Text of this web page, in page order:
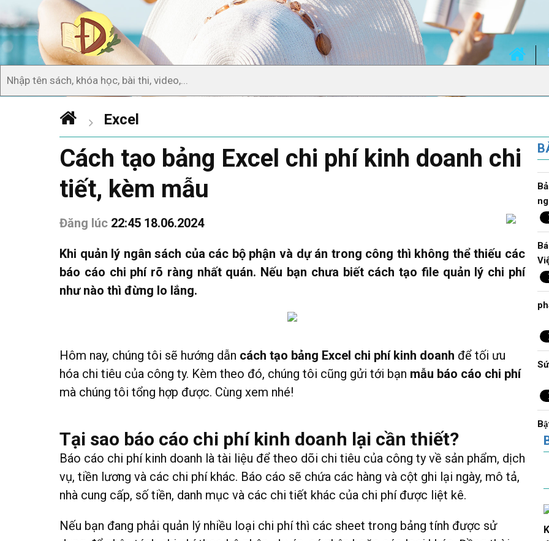
Excel
Cách tạo bảng Excel chi phí kinh doanh chi
tiết, kèm mẫu
Đăng lúc 22:45 18.06.2024
Khi quản lý ngân sách của các bộ phận và dự án trong công thì không thể thiếu các
báo cáo chi phí rõ ràng nhất quán. Nếu bạn chưa biết cách tạo file quản lý chi phí
như nào thì đừng lo lắng.
Hôm nay, chúng tôi sẽ hướng dẫn cách tạo bảng Excel chi phí kinh doanh để tối ưu
hóa chi tiêu của công ty. Kèm theo đó, chúng tôi cũng gửi tới bạn mẫu báo cáo chi phí
mà chúng tôi tổng hợp được. Cùng xem nhé!
Tại sao báo cáo chi phí kinh doanh lại cần thiết?
Báo cáo chi phí kinh doanh là tài liệu để theo dõi chi tiêu của công ty về sản phẩm, dịch
vụ, tiền lương và các chi phí khác. Báo cáo sẽ chứa các hàng và cột ghi lại ngày, mô tả,
nhà cung cấp, số tiền, danh mục và các chi tiết khác của chi phí được liệt kê.
Nếu bạn đang phải quản lý nhiều loại chi phí thì các sheet trong bảng tính được sử